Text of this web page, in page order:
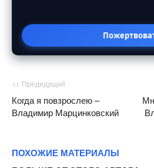
<< Предидущий
Когда я повзрослею –
Владимир Марцинковский
ПОХОЖИЕ МАТЕРИАЛЫ